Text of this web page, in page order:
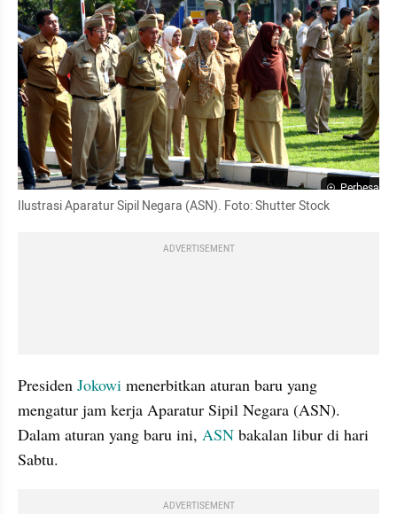
Perbesar
Ilustrasi Aparatur Sipil Negara (ASN). Foto: Shutter Stock
ADVERTISEMENT
Presiden Jokowi menerbitkan aturan baru yang
mengatur jam kerja Aparatur Sipil Negara (ASN).
Dalam aturan yang baru ini, ASN bakalan libur di hari
Sabtu.
ADVERTISEMENT